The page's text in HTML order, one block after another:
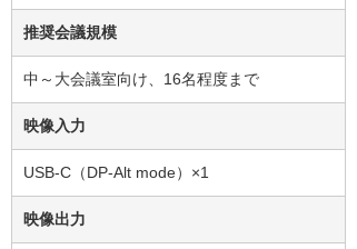
推奨会議規模
中～大会議室向け、16名程度まで
映像入力
USB-C（DP-Alt mode）×1
映像出力